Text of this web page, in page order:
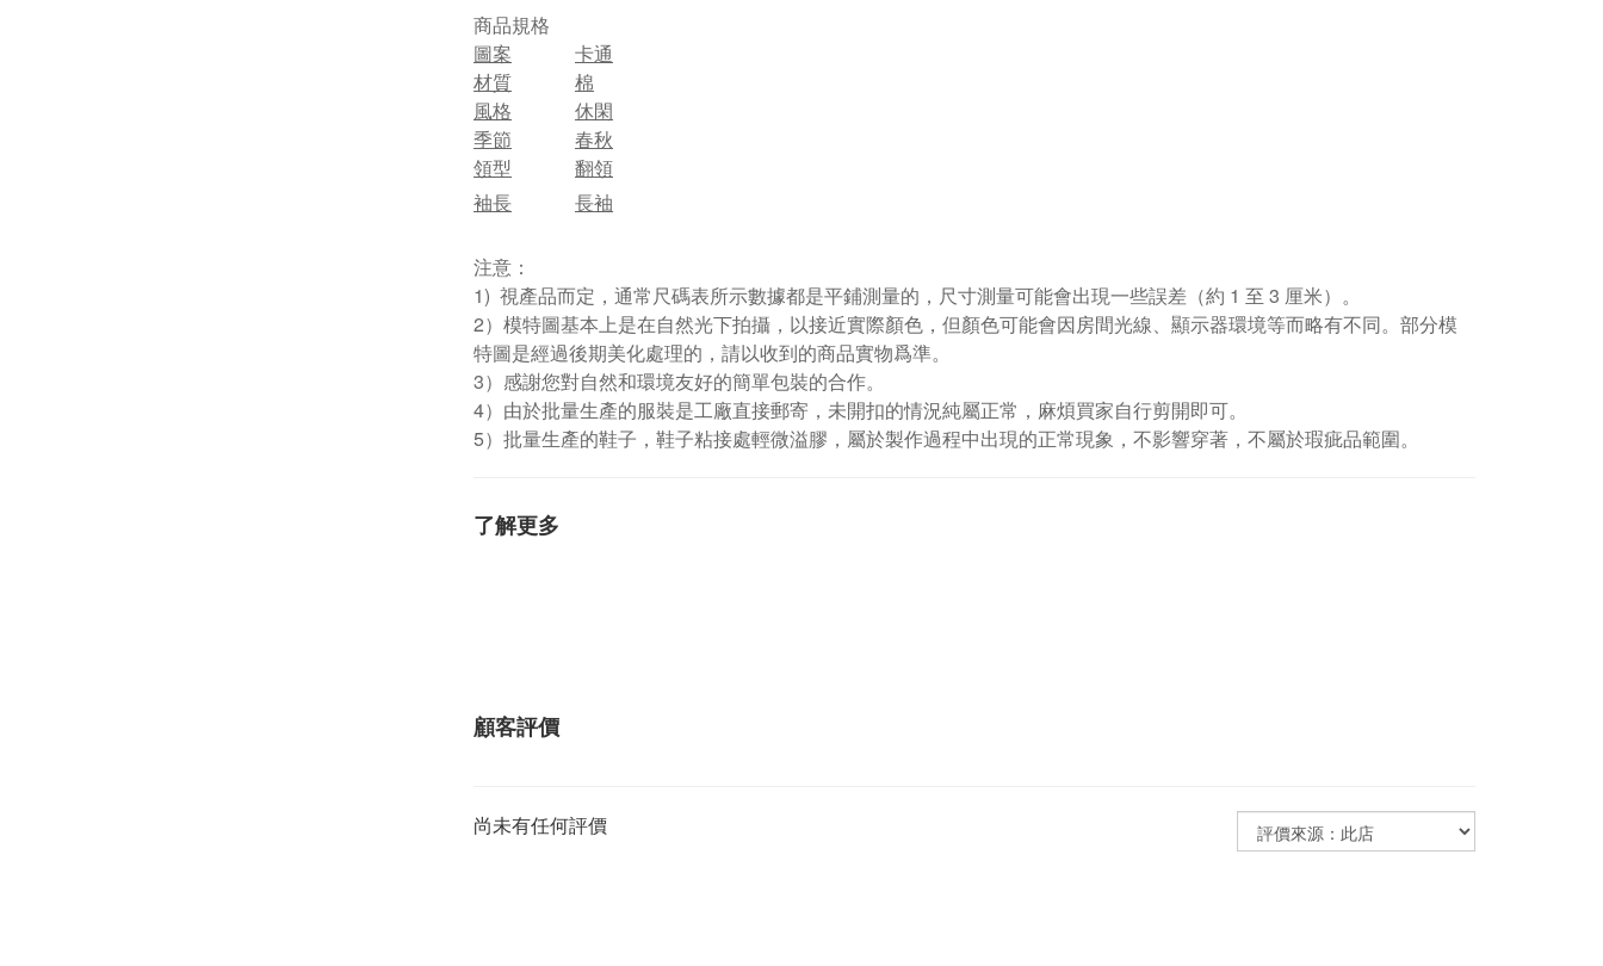
商品規格
圖案
卡通
材質
棉
風格
休閑
季節
春秋
領型
翻領
袖長
長袖
注意：
1) 視產品而定，通常尺碼表所示數據都是平鋪測量的，尺寸測量可能會出現一些誤差（約 1 至 3 厘米）。
2）模特圖基本上是在自然光下拍攝，以接近實際顏色，但顏色可能會因房間光線、顯示器環境等而略有不同。部分模
特圖是經過後期美化處理的，請以收到的商品實物爲準。
3）感謝您對自然和環境友好的簡單包裝的合作。
4）由於批量生產的服裝是工廠直接郵寄，未開扣的情況純屬正常，麻煩買家自行剪開即可。
5）批量生產的鞋子，鞋子粘接處輕微溢膠，屬於製作過程中出現的正常現象，不影響穿著，不屬於瑕疵品範圍。
了解更多
顧客評價
尚未有任何評價